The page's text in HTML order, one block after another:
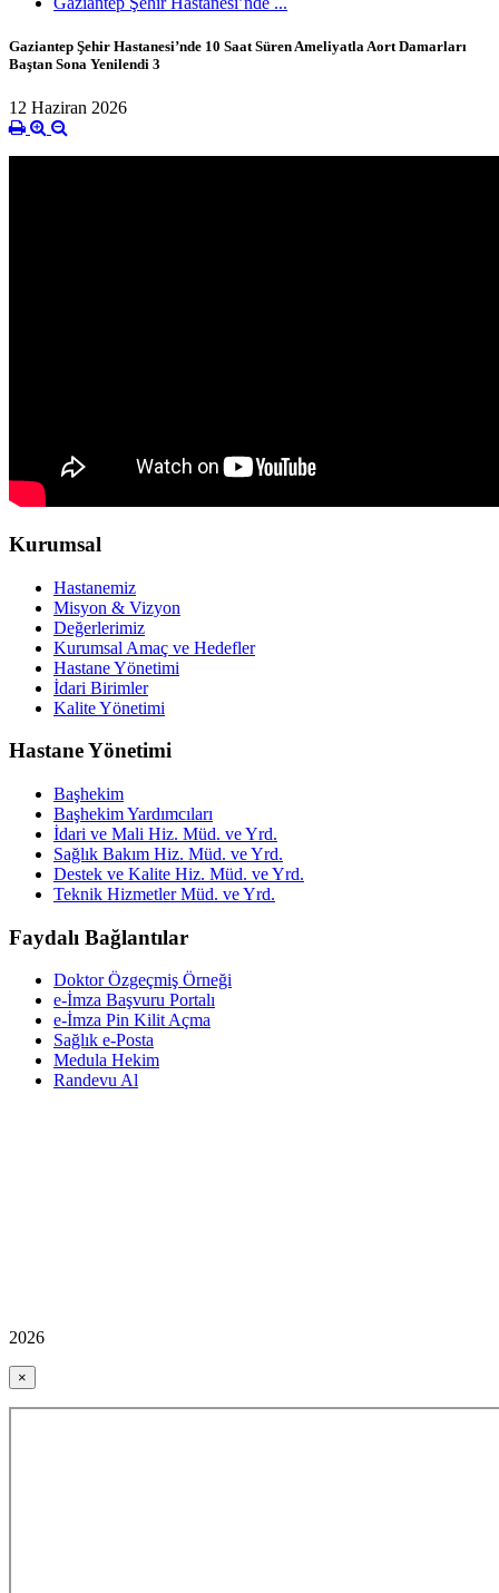
Gaziantep Şehir Hastanesi’nde 10 Saat Süren Ameliyatla Aort Damarları
Baştan Sona Yenilendi 3
12 Haziran 2026
Kurumsal
Hastanemiz
Misyon & Vizyon
Değerlerimiz
Kurumsal Amaç ve Hedefler
Hastane Yönetimi
İdari Birimler
Kalite Yönetimi
Hastane Yönetimi
Başhekim
Başhekim Yardımcıları
İdari ve Mali Hiz. Müd. ve Yrd.
Sağlık Bakım Hiz. Müd. ve Yrd.
Destek ve Kalite Hiz. Müd. ve Yrd.
Teknik Hizmetler Müd. ve Yrd.
Faydalı Bağlantılar
Doktor Özgeçmiş Örneği
e-İmza Başvuru Portalı
e-İmza Pin Kilit Açma
Sağlık e-Posta
Medula Hekim
Randevu Al
2026
×